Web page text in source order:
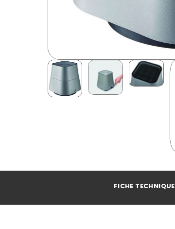
FICHE TECHNIQUE